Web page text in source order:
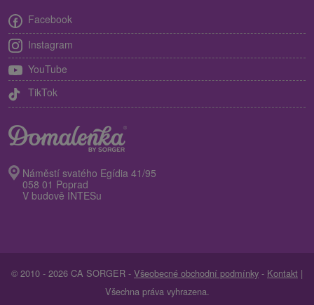
Facebook
Instagram
YouTube
TikTok
Náměstí svatého Egídia 41/95
058 01 Poprad
V budově INTESu
© 2010 - 2026 CA SORGER - Všeobecné obchodní podmínky - Kontakt |
Všechna práva vyhrazena.